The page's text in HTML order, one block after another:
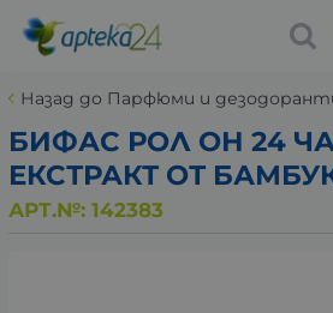
Назад до Парфюми и
БИФАС РОЛ ОН 24
ЕКСТРАКТ ОТ
АРТ.№: 142383